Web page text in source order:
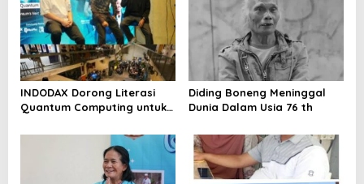
INDODAX Dorong Literasi
Quantum Computing untuk
Blockchain
Diding Boneng Meninggal
Dunia Dalam Usia 76 th